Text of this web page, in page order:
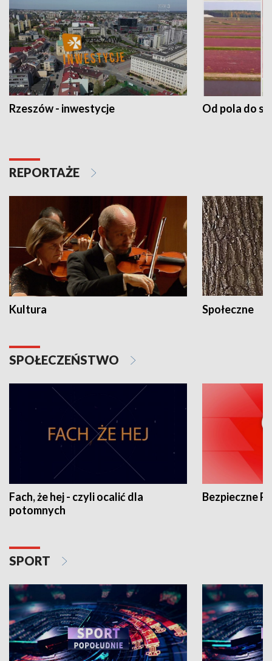
Rzeszów - inwestycje Od pola do
REPORTAŻE
Kultura Społeczne
SPOŁECZEŃSTWO
Fach, że hej - czyli ocalić dla
potomnych
Bezpieczne
SPORT